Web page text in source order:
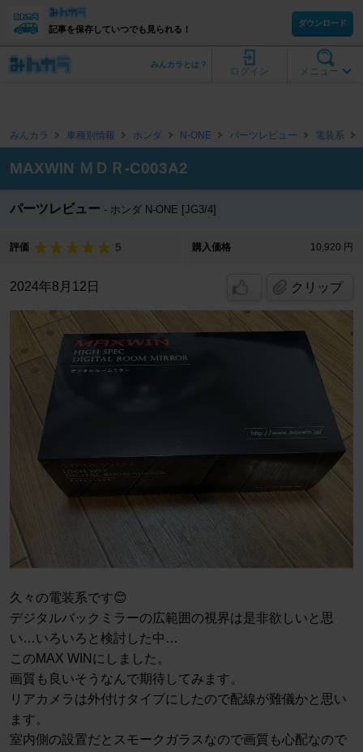
記事を保存していつでも見られる！
ダウンロード
メニュー
ログイン
みんカラとは？
みんカラ 車種別情報 ホンダ N-ONE パーツレビュー 電装系
MAXWIN ＭＤＲ-C003A2
パーツレビュー ホンダ N-ONE [JG3/4]
評価 5 購入価格 10,920 円
2024年8月12日 クリップ
久々の電装系です😊
デジタルバックミラーの広範囲の視界は是非欲しいと思
い…いろいろと検討した中…
このMAX WINにしました。
画質も良いそうなんで期待してみます。
リアカメラは外付けタイプにしたので配線が難儀かと思い
ます。
室内側の設置だとスモークガラスなので画質も心配なので